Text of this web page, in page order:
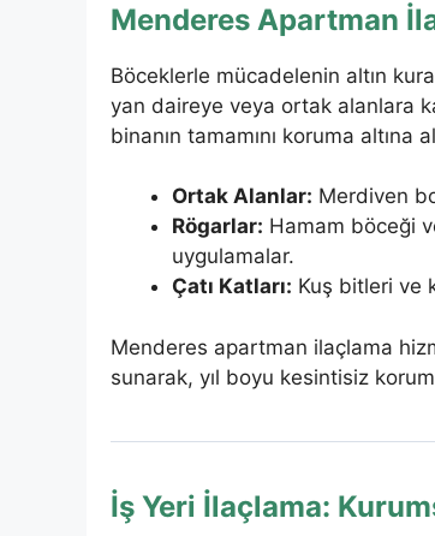
Menderes Apartman
Böceklerle mücadelenin altın
yan daireye veya ortak alanlara
binanın tamamını koruma altına
Ortak Alanlar: Merdiven
Rögarlar: Hamam böceği
uygulamalar.
Çatı Katları: Kuş bitleri ve
Menderes apartman ilaçlama
sunarak, yıl boyu kesintisiz
İş Yeri İlaçlama: